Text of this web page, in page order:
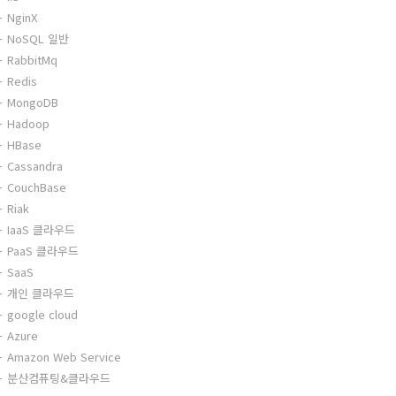
NginX
NoSQL 일반
RabbitMq
Redis
MongoDB
Hadoop
HBase
Cassandra
CouchBase
Riak
IaaS 클라우드
PaaS 클라우드
SaaS
개인 클라우드
google cloud
Azure
Amazon Web Service
분산컴퓨팅&클라우드